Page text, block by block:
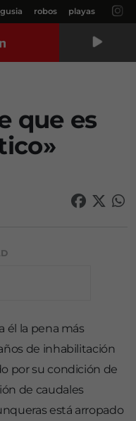
robos playas
que es
él la pena más
de inhabilitación
por su condición de
de caudales
está arropado